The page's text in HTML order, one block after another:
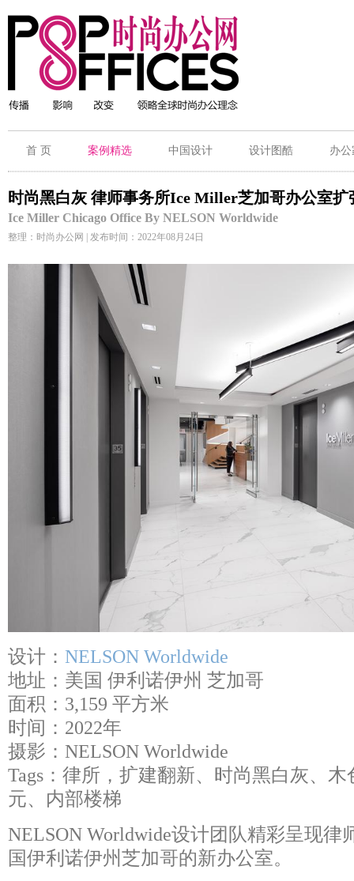
首 页 案例精选 中国设计 设计图酷 办
时尚黑白灰 律师事务所Ice Miller芝加哥办公室扩
Ice Miller Chicago Office By NELSON Worldwide
整理：时尚办公网 | 发布时间：2022年08月24日
设计： NELSON Worldwide
地址：美国 伊利诺伊州 芝加哥
面积：3,159 平方米
时间：2022年
摄影：NELSON Worldwide
Tags：律所，扩建翻新、时尚黑白灰、
元、内部楼梯
NELSON Worldwide设计团队精彩呈现
国伊利诺伊州芝加哥的新办公室。